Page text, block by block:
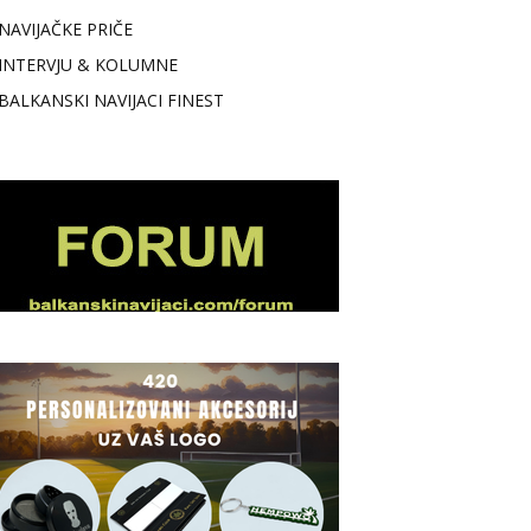
PRIČE
& KOLUMNE
NAVIJACI FINEST